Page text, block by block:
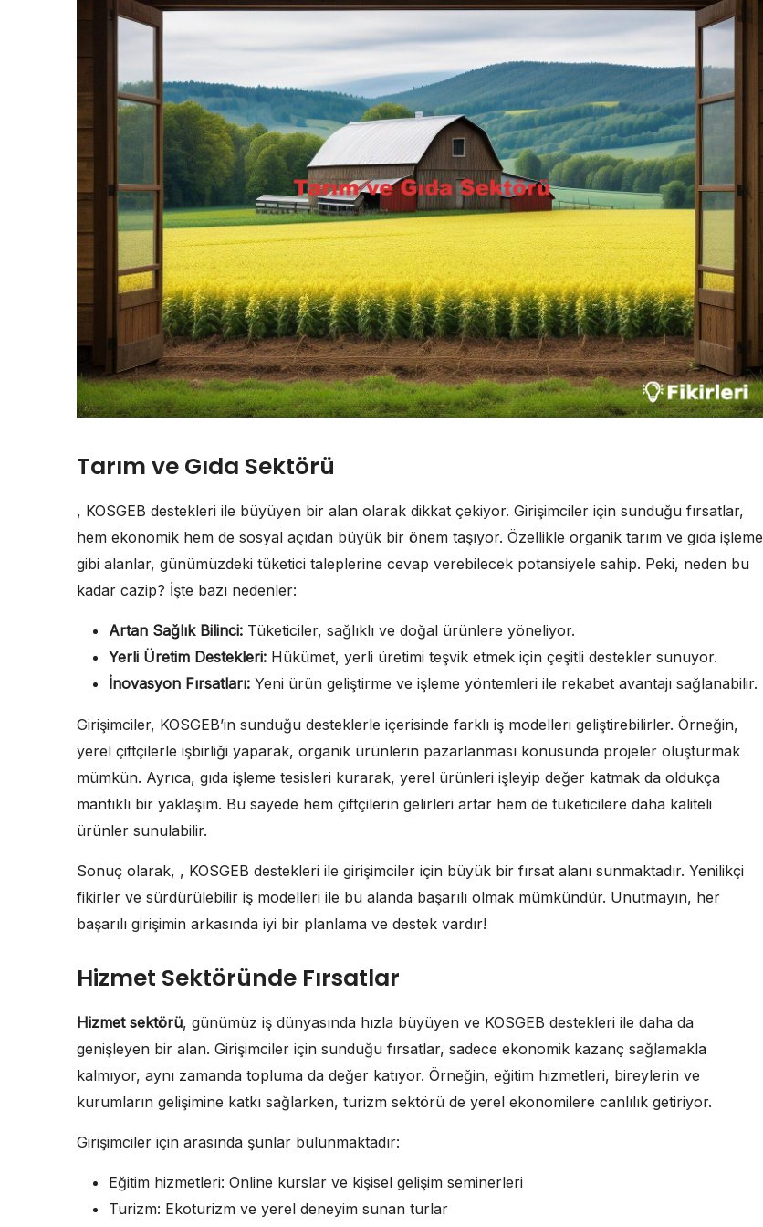
Tarım ve Gıda Sektörü
, KOSGEB destekleri ile büyüyen bir alan olarak dikkat çekiyor. Girişimciler için sunduğu fırsatlar,
hem ekonomik hem de sosyal açıdan büyük bir önem taşıyor. Özellikle organik tarım ve gıda işleme
gibi alanlar, günümüzdeki tüketici taleplerine cevap verebilecek potansiyele sahip. Peki, neden bu
kadar cazip? İşte bazı nedenler:
Artan Sağlık Bilinci: Tüketiciler, sağlıklı ve doğal ürünlere yöneliyor.
Yerli Üretim Destekleri: Hükümet, yerli üretimi teşvik etmek için çeşitli destekler sunuyor.
İnovasyon Fırsatları: Yeni ürün geliştirme ve işleme yöntemleri ile rekabet avantajı sağlanabilir.
Girişimciler, KOSGEB’in sunduğu desteklerle içerisinde farklı iş modelleri geliştirebilirler. Örneğin,
yerel çiftçilerle işbirliği yaparak, organik ürünlerin pazarlanması konusunda projeler oluşturmak
mümkün. Ayrıca, gıda işleme tesisleri kurarak, yerel ürünleri işleyip değer katmak da oldukça
mantıklı bir yaklaşım. Bu sayede hem çiftçilerin gelirleri artar hem de tüketicilere daha kaliteli
ürünler sunulabilir.
Sonuç olarak, , KOSGEB destekleri ile girişimciler için büyük bir fırsat alanı sunmaktadır. Yenilikçi
fikirler ve sürdürülebilir iş modelleri ile bu alanda başarılı olmak mümkündür. Unutmayın, her
başarılı girişimin arkasında iyi bir planlama ve destek vardır!
Hizmet Sektöründe Fırsatlar
Hizmet sektörü, günümüz iş dünyasında hızla büyüyen ve KOSGEB destekleri ile daha da
genişleyen bir alan. Girişimciler için sunduğu fırsatlar, sadece ekonomik kazanç sağlamakla
kalmıyor, aynı zamanda topluma da değer katıyor. Örneğin, eğitim hizmetleri, bireylerin ve
kurumların gelişimine katkı sağlarken, turizm sektörü de yerel ekonomilere canlılık getiriyor.
Girişimciler için arasında şunlar bulunmaktadır:
Eğitim hizmetleri: Online kurslar ve kişisel gelişim seminerleri
Turizm: Ekoturizm ve yerel deneyim sunan turlar